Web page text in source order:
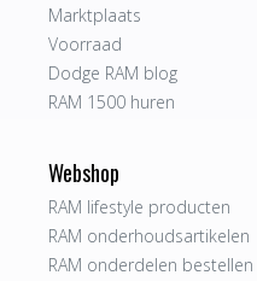
Marktplaats
Voorraad
Dodge RAM blog
RAM 1500 huren
Webshop
RAM lifestyle producten
RAM onderhoudsartikelen
RAM onderdelen bestellen